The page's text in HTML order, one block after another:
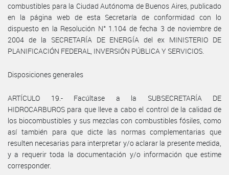
combustibles para la Ciudad Autónoma de Buenos Aires, publicado
en la página web de esta Secretaría de conformidad con lo
dispuesto en la Resolución N° 1.104 de fecha 3 de noviembre de
2004 de la SECRETARÍA DE ENERGÍA del ex MINISTERIO DE
PLANIFICACIÓN FEDERAL, INVERSIÓN PÚBLICA Y SERVICIOS.
Disposiciones generales
ARTÍCULO 19.- Facúltase a la SUBSECRETARÍA DE
HIDROCARBUROS para que lleve a cabo el control de la calidad de
los biocombustibles y sus mezclas con combustibles fósiles, como
así también para que dicte las normas complementarias que
resulten necesarias para interpretar y/o aclarar la presente medida,
y a requerir toda la documentación y/o información que estime
corresponder.